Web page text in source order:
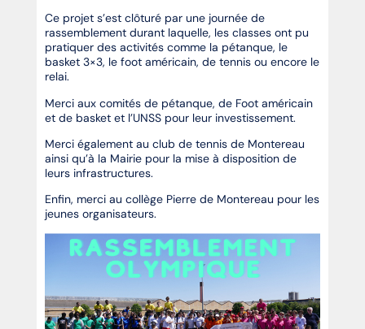
Ce projet s’est clôturé par une journée de
rassemblement durant laquelle, les classes ont pu
pratiquer des activités comme la pétanque, le
basket 3×3, le foot américain, de tennis ou encore le
relai.
Merci aux comités de pétanque, de Foot américain
et de basket et l’UNSS pour leur investissement.
Merci également au club de tennis de Montereau
ainsi qu’à la Mairie pour la mise à disposition de
leurs infrastructures.
Enfin, merci au collège Pierre de Montereau pour les
jeunes organisateurs.